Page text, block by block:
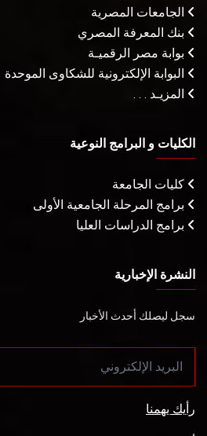
الجامعات المصرية
بنك المعرفة المصري
بوابة مصر الرقميـة
البوابة الإلكترونية للشكاوى الموحدة
المزيـد . . .
الكليات و البرامج النوعية
كليات الجامعة
برامج المرحلة الجامعية الأولى
برامج الدراسات العليا
النشرة الإخبارية
سجل ليصلك أحدث الأخبار
رأيك يهمنا